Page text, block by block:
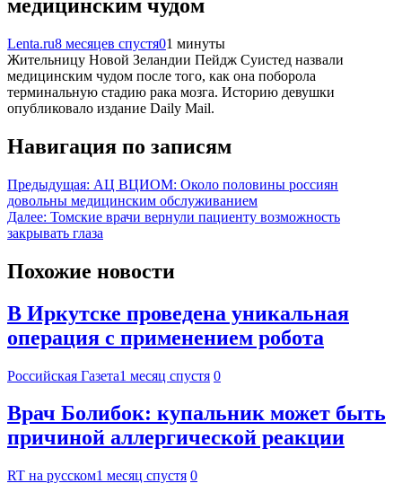
медицинским чудом
Lenta.ru8 месяцев спустя01 минуты
Жительницу Новой Зеландии Пейдж Суистед назвали
медицинским чудом после того, как она поборола
терминальную стадию рака мозга. Историю девушки
опубликовало издание Daily Mail.
Навигация по записям
Предыдущая: АЦ ВЦИОМ: Около половины россиян
довольны медицинским обслуживанием
Далее: Томские врачи вернули пациенту возможность
закрывать глаза
Похожие новости
В Иркутске проведена уникальная
операция с применением робота
Российская Газета1 месяц спустя 0
Врач Болибок: купальник может быть
причиной аллергической реакции
RT на русском1 месяц спустя 0